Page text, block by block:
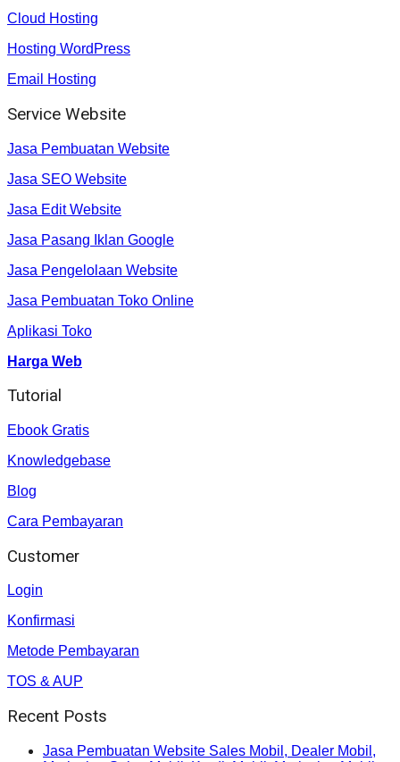
Cloud Hosting
Hosting WordPress
Email Hosting
Service Website
Jasa Pembuatan Website
Jasa SEO Website
Jasa Edit Website
Jasa Pasang Iklan Google
Jasa Pengelolaan Website
Jasa Pembuatan Toko Online
Aplikasi Toko
Harga Web
Tutorial
Ebook Gratis
Knowledgebase
Blog
Cara Pembayaran
Customer
Login
Konfirmasi
Metode Pembayaran
TOS & AUP
Recent Posts
Jasa Pembuatan Website Sales Mobil, Dealer Mobil,